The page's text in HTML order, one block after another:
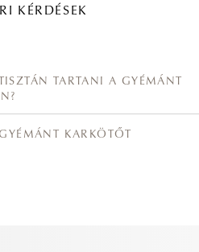
KÉRDÉSEK
TARTANI A GYÉMÁNT
KARKÖTŐT